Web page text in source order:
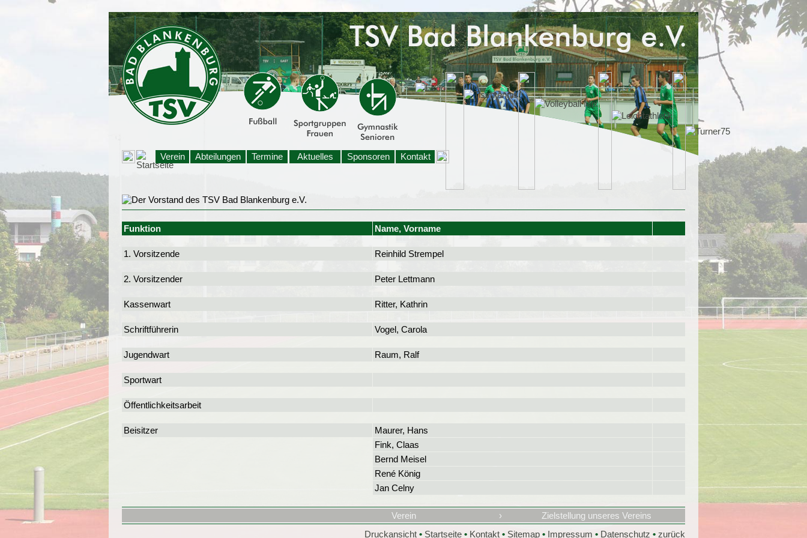
Verein Abteilungen Termine Aktuelles Sponsoren Kontakt
Funktion Name, Vorname
1. Vorsitzende Reinhild Strempel
2. Vorsitzender Peter Lettmann
Kassenwart Ritter, Kathrin
Schriftführerin Vogel, Carola
Jugendwart Raum, Ralf
Sportwart
Öffentlichkeitsarbeit
Beisitzer
Maurer, Hans
Fink, Claas
Bernd Meisel
René König
Jan Celny
Verein ›
Zielstellung unseres Vereins
Druckansicht • Startseite • Kontakt • Sitemap • Impressum • Datenschutz • zurück